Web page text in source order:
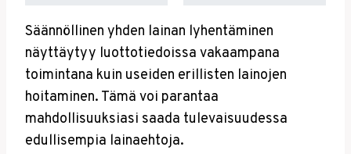
Säännöllinen yhden lainan lyhentäminen
näyttäytyy luottotiedoissa vakaampana
toimintana kuin useiden erillisten lainojen
hoitaminen. Tämä voi parantaa
mahdollisuuksiasi saada tulevaisuudessa
edullisempia lainaehtoja.